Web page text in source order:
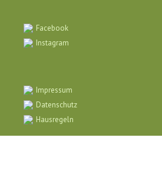
Facebook
Instagram
Impressum
Datenschutz
Hausregeln